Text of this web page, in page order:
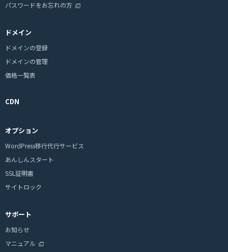
パスワードをお忘れの方
ドメイン
ドメインの登録
ドメインの管理
価格一覧表
CDN
オプション
WordPress移行代行サービス
あんしんスタート
SSL証明書
サイトロック
サポート
お知らせ
マニュアル